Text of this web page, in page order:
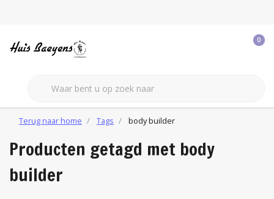
0
Terug naar home Tags body builder
Producten getagd met body
builder